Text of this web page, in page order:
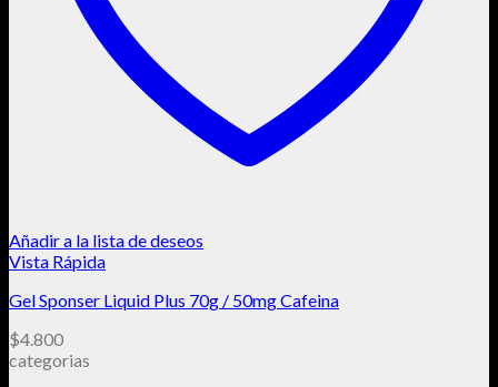
Añadir a la lista de deseos
Vista Rápida
Gel Sponser Liquid Plus 70g / 50mg Cafeina
$4.800
categorias